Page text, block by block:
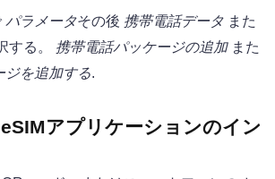
パラメータその後 携帯電話データ また
する。 携帯電話パッケージの追加また
ジを追加する.
eSIMアプリケーションのイン